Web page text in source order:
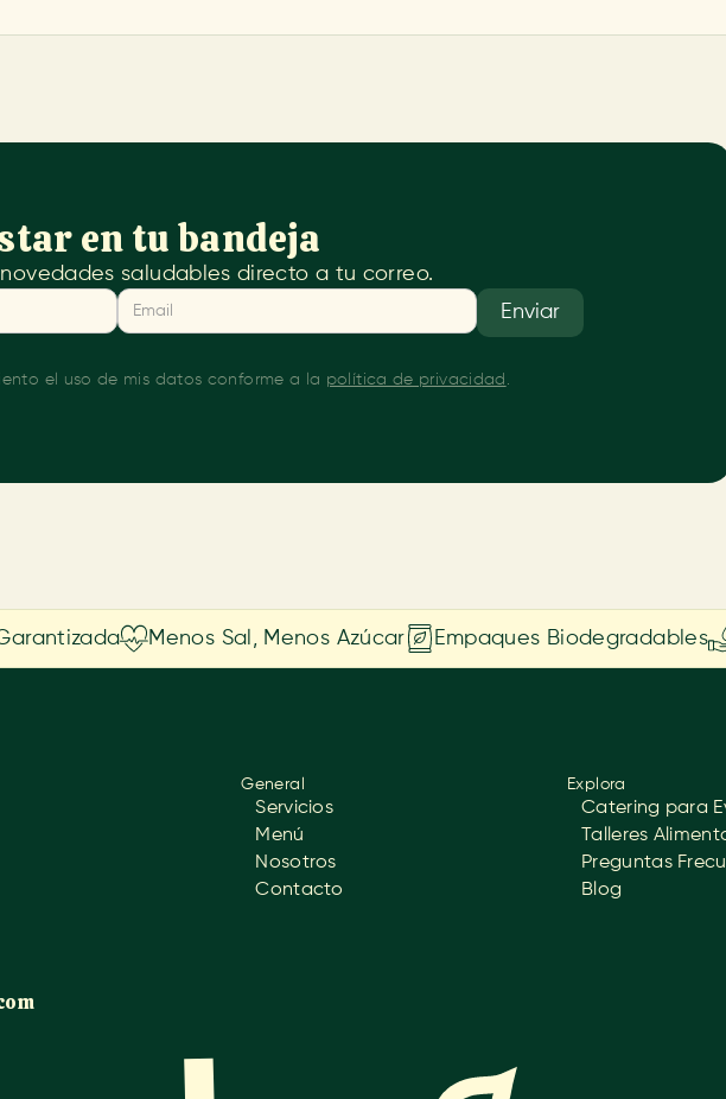
en tu bandeja
saludables directo a tu correo.
el uso de mis datos conforme a la política de privacidad .
Menos Sal, Menos Azúcar Empaques Biodegradables
General
Servicios
Menú
Nosotros
Contacto
Explora
Catering para
Talleres
Preguntas
Blog